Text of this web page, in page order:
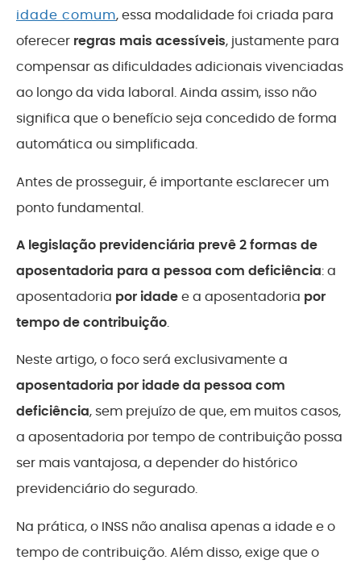
idade comum, essa modalidade foi criada para
oferecer regras mais acessíveis, justamente para
compensar as dificuldades adicionais vivenciadas
ao longo da vida laboral. Ainda assim, isso não
significa que o benefício seja concedido de forma
automática ou simplificada.
Antes de prosseguir, é importante esclarecer um
ponto fundamental.
A legislação previdenciária prevê 2 formas de
aposentadoria para a pessoa com deficiência: a
aposentadoria por idadee a aposentadoria por
tempo de contribuição.
Neste artigo, o foco será exclusivamente a
aposentadoria por idade da pessoa com
deficiência, sem prejuízo de que, em muitos casos,
a aposentadoria por tempo de contribuição possa
ser mais vantajosa, a depender do histórico
previdenciário do segurado.
Na prática, o INSS não analisa apenas a idade e o
tempo de contribuição. Além disso, exige que o